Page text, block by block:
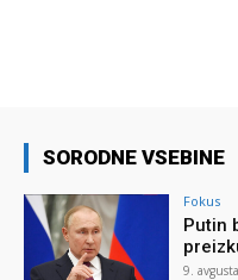
SORODNE VSEBINE
Fokus
Putin
9.